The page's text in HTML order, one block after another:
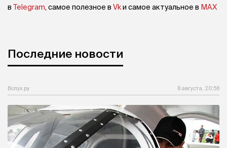
в Telegram, самое полезное в Vkи самое актуальное в MAX
Последние новости
Вслух.ру 8 августа, 20:56